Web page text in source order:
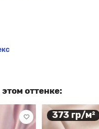
оттенке:
373 гр/м²